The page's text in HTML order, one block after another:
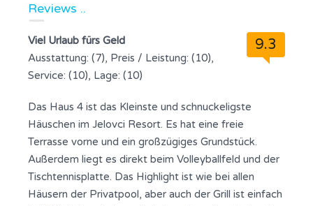
Reviews ..
9.3
Viel Urlaub fürs Geld
Ausstattung: (7), Preis / Leistung: (10),
Service: (10), Lage: (10)
Das Haus 4 ist das Kleinste und schnuckeligste
Häuschen im Jelovci Resort. Es hat eine freie
Terrasse vorne und ein großzügiges Grundstück.
Außerdem liegt es direkt beim Volleyballfeld und der
Tischtennisplatte. Das Highlight ist wie bei allen
Häusern der Privatpool, aber auch der Grill ist einfach